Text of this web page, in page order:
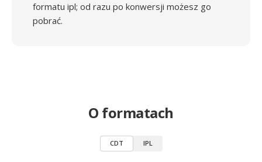
formatu ipl; od razu po konwersji możesz go
pobrać.
O formatach
CDT IPL